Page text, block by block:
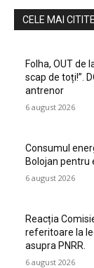
CELE MAI
Folha, OUT de
scap de toți!”.
antrenor
6 august 2026
Consumul
Bolojan pentru
6 august 2026
Reacția
referitoare la
asupra PNRR.
6 august 2026